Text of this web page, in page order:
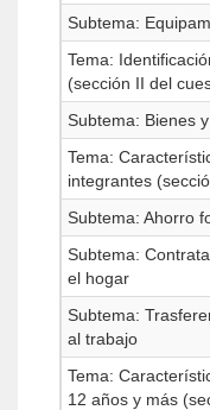
Subtema:
Tema:
(sección II del
Subtema: Bienes
Tema:
integrantes
Subtema: Ahorro
Subtema:
el hogar
Subtema:
al trabajo
Tema:
12 años y más